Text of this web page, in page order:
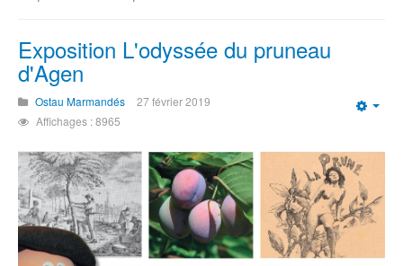
Exposition L'odyssée du pruneau
d'Agen
Ostau Marmandés
27 février 2019
Affichages : 8965